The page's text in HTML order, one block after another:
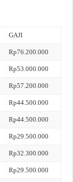
GAJI
Rp76.200.000
Rp53.000.000
Rp57.200.000
Rp44.500.000
Rp44.500.000
Rp29.500.000
Rp32.300.000
Rp29.500.000